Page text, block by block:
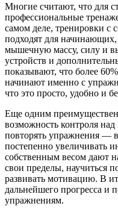
Многие считают, что для
профессиональные
самом деле, тренировки с
подходят для начинающих,
мышечную массу, силу и
устройств и
показывают, что более
начинают именно с
что это просто, удобно и
Еще одним
возможность контроля
повторять упражнения —
постепенно увеличивать
собственным весом дают
свои пределы, научиться
развивать мотивацию. В
дальнейшего прогресса и
упражнениям.